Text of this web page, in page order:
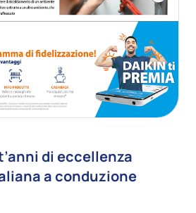
di eccellenza
a conduzione